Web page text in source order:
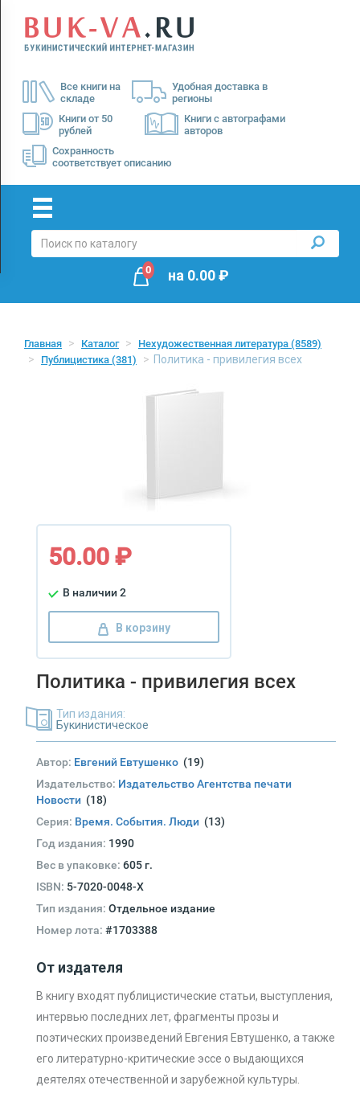
Все книги на
складе
Удобная доставка в
регионы
Книги от 50
рублей
Книги с автографами
авторов
Сохранность
соответствует описанию
Menu
Доставка
Оплата
0 на 0.00₽
Главная Каталог Нехудожественная литература (8589)
Публицистика (381) Политика - привилегия всех
50.00 ₽
В наличии 2
В корзину
Политика - привилегия всех
Тип издания:
Букинистическое
Автор: Евгений Евтушенко (19)
Издательство: Издательство Агентства печати
Новости (18)
Серия: Время. События. Люди (13)
Год издания: 1990
Вес в упаковке: 605 г.
ISBN: 5-7020-0048-X
Тип издания: Отдельное издание
Номер лота: #1703388
От издателя
В книгу входят публицистические статьи, выступления,
интервью последних лет, фрагменты прозы и
поэтических произведений Евгения Евтушенко, а также
его литературно-критические эссе о выдающихся
деятелях отечественной и зарубежной культуры.